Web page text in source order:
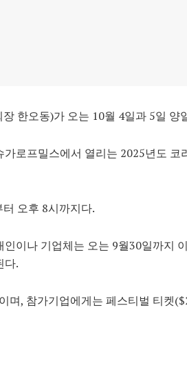
한오동)가 오는 10월 4일과 5일 양
가로프밀스에서 열리는 2025년도
오후 8시까지다.
인이나 기업체는 오는 9월30일까지
다.
며, 참가기업에게는 페스티벌 티켓